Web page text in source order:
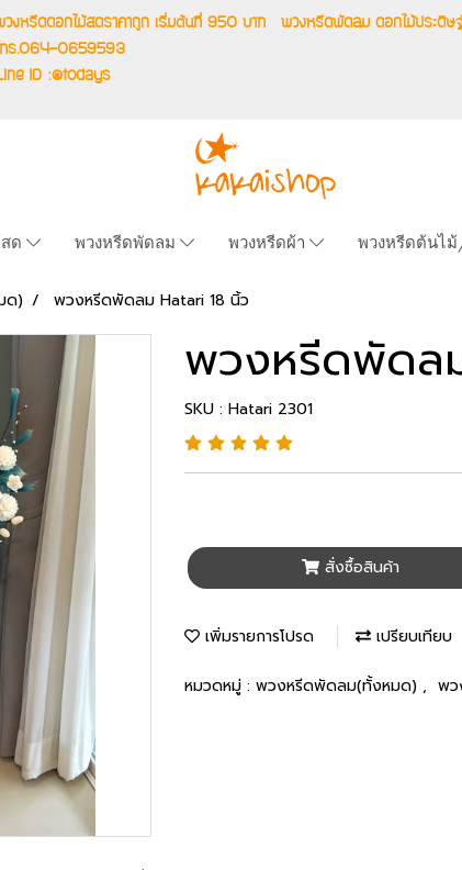
วงหรีดดอกไม้สดราคาถูก เริ่มต้นที่ 950 บาท พวงหรีดพัดลม ดอกไม้ประดิ
ทร.064-0659593
ID :@todays
ด พวงหรีดพัดลม พวงหรีดผ้า พวงหรีดต้นไ
ด) พวงหรีดพัดลม Hatari 18 นิ้ว
พวงหรีดพัดล
SKU : Hatari 2301
สั่งซื้อสินค้า
เพิ่มรายการโปรด เปรียบเทียบ
หมวดหมู่ : พวงหรีดพัดลม(ทั้งหมด) , พว